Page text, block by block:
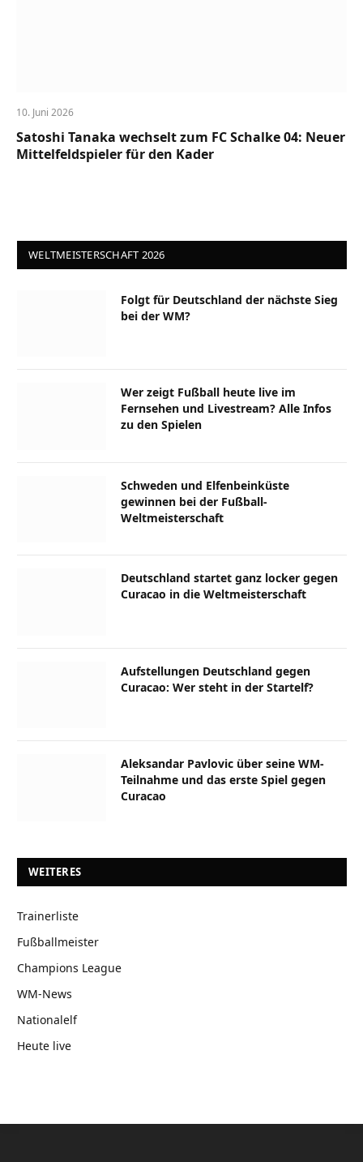
10. Juni 2026
Satoshi Tanaka wechselt zum FC Schalke 04: Neuer
Mittelfeldspieler für den Kader
WELTMEISTERSCHAFT 2026
Folgt für Deutschland der nächste Sieg
bei der WM?
Wer zeigt Fußball heute live im
Fernsehen und Livestream? Alle Infos
zu den Spielen
Schweden und Elfenbeinküste
gewinnen bei der Fußball-
Weltmeisterschaft
Deutschland startet ganz locker gegen
Curacao in die Weltmeisterschaft
Aufstellungen Deutschland gegen
Curacao: Wer steht in der Startelf?
Aleksandar Pavlovic über seine WM-
Teilnahme und das erste Spiel gegen
Curacao
WEITERES
Trainerliste
Fußballmeister
Champions League
WM-News
Nationalelf
Heute live